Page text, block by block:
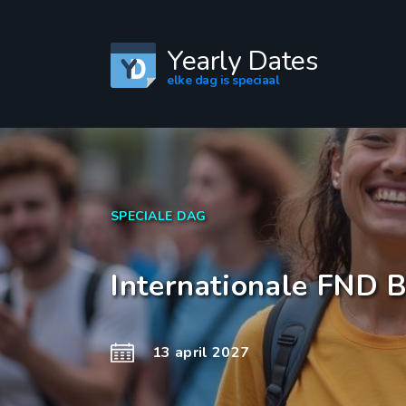
Yearly Dates
elke dag is speciaal
SPECIALE DAG
Internationale FND
13 april 2027